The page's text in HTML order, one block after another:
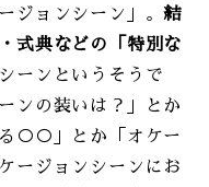
ジョンシーン」。結
式典などの「特別な
ーンというそうで
ンの装いは？」とか
る○○」とか「オケー
ージョンシーンにお